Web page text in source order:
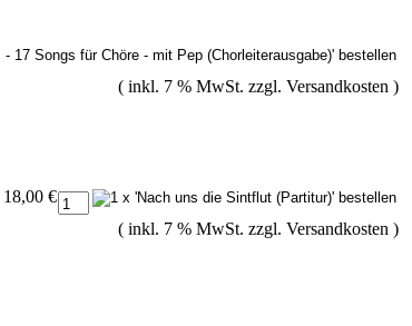
( inkl. 7 % MwSt. zzgl. Versandkosten )
18,00 €
( inkl. 7 % MwSt. zzgl. Versandkosten )